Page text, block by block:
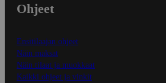
Ohjeet
Ensitilaajan ohjeet
Näin maksat
Näin tilaat ja muokkaat
Kaikki ohjeet ja vinkit